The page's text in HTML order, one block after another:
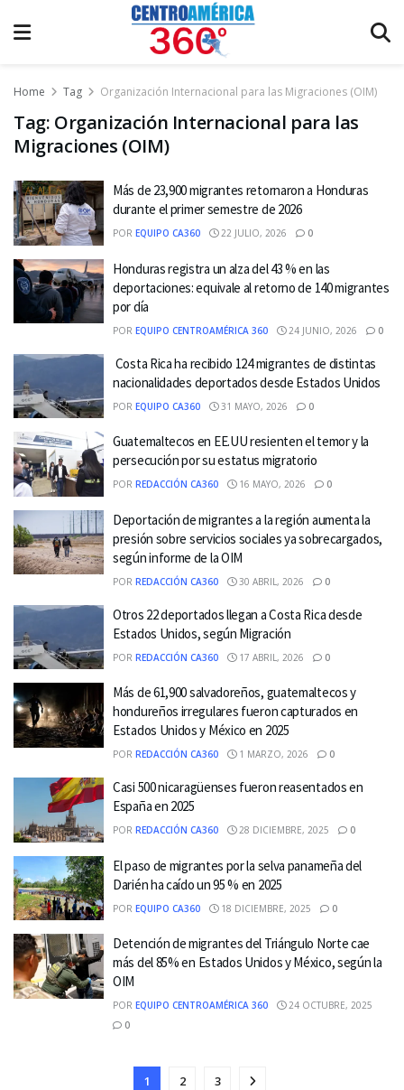
Home Tag Organización Internacional para las Migraciones (OIM)
Tag: Organización Internacional para las
Migraciones (OIM)
Más de 23,900 migrantes retornaron a Honduras
durante el primer semestre de 2026
POR EQUIPO CA360 22 JULIO, 2026 0
Honduras registra un alza del 43 % en las
deportaciones: equivale al retorno de 140 migrantes
por día
POR EQUIPO CENTROAMÉRICA 360 24 JUNIO, 2026 0
Costa Rica ha recibido 124 migrantes de distintas
nacionalidades deportados desde Estados Unidos
POR EQUIPO CA360 31 MAYO, 2026 0
Guatemaltecos en EE.UU resienten el temor y la
persecución por su estatus migratorio
POR REDACCIÓN CA360 16 MAYO, 2026 0
Deportación de migrantes a la región aumenta la
presión sobre servicios sociales ya sobrecargados,
según informe de la OIM
POR REDACCIÓN CA360 30 ABRIL, 2026 0
Otros 22 deportados llegan a Costa Rica desde
Estados Unidos, según Migración
POR REDACCIÓN CA360 17 ABRIL, 2026 0
Más de 61,900 salvadoreños, guatemaltecos y
hondureños irregulares fueron capturados en
Estados Unidos y México en 2025
POR REDACCIÓN CA360 1 MARZO, 2026 0
Casi 500 nicaragüenses fueron reasentados en
España en 2025
POR REDACCIÓN CA360 28 DICIEMBRE, 2025 0
El paso de migrantes por la selva panameña del
Darién ha caído un 95 % en 2025
POR EQUIPO CA360 18 DICIEMBRE, 2025 0
Detención de migrantes del Triángulo Norte cae
más del 85% en Estados Unidos y México, según la
OIM
POR EQUIPO CENTROAMÉRICA 360
24 OCTUBRE, 2025
0
1 2 3